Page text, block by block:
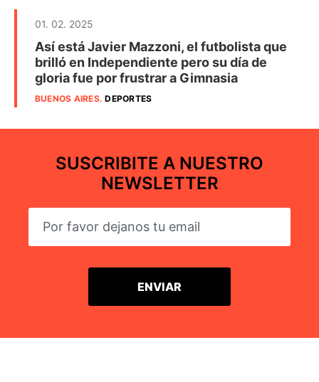
01. 02. 2025
Así está Javier Mazzoni, el futbolista que
brilló en Independiente pero su día de
gloria fue por frustrar a Gimnasia
BUENOS AIRES.DEPORTES
SUSCRIBITE A NUESTRO
NEWSLETTER